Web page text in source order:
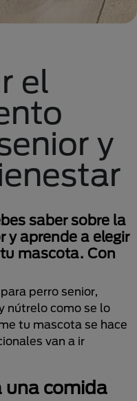
el
y
saber sobre la
y aprende a elegir
mascota. Con
perro senior,
nútrelo como se lo
tu mascota se hace
van a ir
una comida